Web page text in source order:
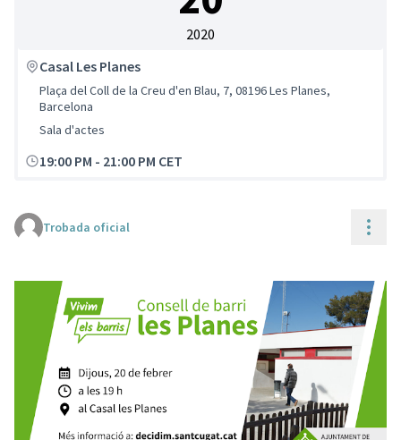
2020
Casal Les Planes
Plaça del Coll de la Creu d'en Blau, 7, 08196 Les Planes,
Barcelona
Sala d'actes
19:00 PM - 21:00 PM CET
Trobada oficial